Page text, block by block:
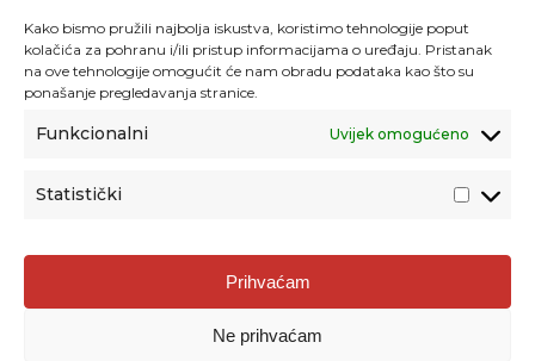
Kako bismo pružili najbolja iskustva, koristimo tehnologije poput
kolačića za pohranu i/ili pristup informacijama o uređaju. Pristanak
na ove tehnologije omogućit će nam obradu podataka kao što su
ponašanje pregledavanja stranice.
Funkcionalni Uvijek omogućeno
Statistički
Prihvaćam
Ne prihvaćam
Agencija za odgoj i obrazovanje
Donje Svetice 38, 10000 Zagreb
1778129